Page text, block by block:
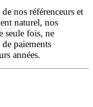
nos référenceurs et
naturel, nos
seule fois, ne
paiements
années.